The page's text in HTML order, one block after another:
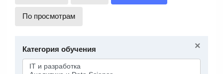
По просмотрам
×
Категория обучения